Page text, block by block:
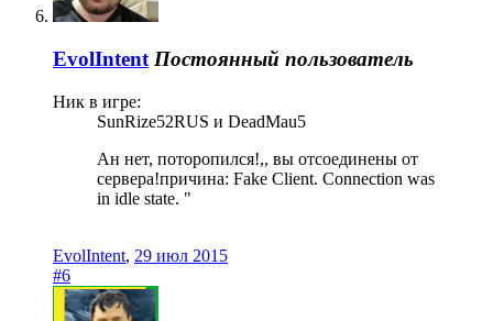
EvolIntent Постоянный пользователь
Ник в игре:
SunRize52RUS и DeadMau5
Ан нет, поторопился!,, вы отсоединены от
сервера!причина: Fake Client. Connection was
in idle state. "
EvolIntent, 29 июл 2015
#6